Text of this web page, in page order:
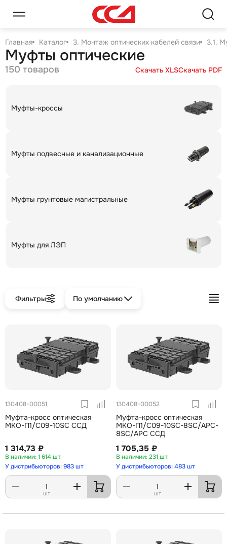
Главная Каталог 3. Монтаж оптических кабелей связи 3.1.
Муфты оптические
150 товаров Скачать XLSСкачать PDF
Муфты-кроссы
Муфты подвесные и канализационные
Муфты грунтовые магистральные
Муфты для ЛЭП
Фильтры По умолчанию
130408-00051
Муфта-кросс оптическая
МКО-П1/С09-10SC ССД
1 314,73 ₽
1 614 шт
У дистрибьюторов: 983 шт
шт
130408-00052
Муфта-кросс оптическая
МКО-П1/С09-10SC-8SC/APC-
8SC/APC ССД
1 705,35 ₽
231 шт
У дистрибьюторов: 483 шт
шт